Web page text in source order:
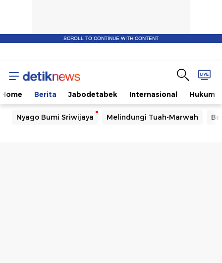
SCROLL TO CONTINUE WITH CONTENT
Home Berita Jabodetabek Internasional Hukum
Nyago Bumi Sriwijaya Melindungi Tuah-Marwah